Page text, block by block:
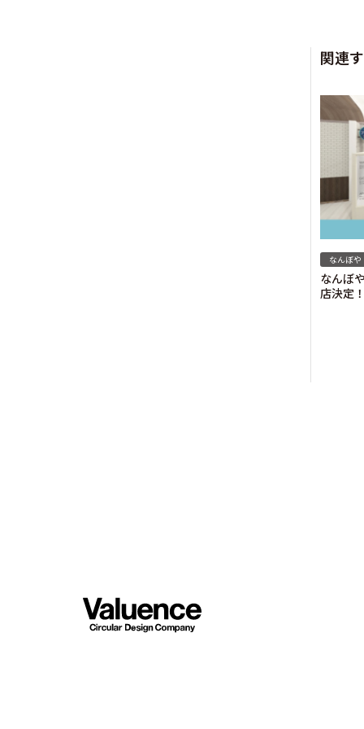
関連
なんぼや
なんぼ
店決定！